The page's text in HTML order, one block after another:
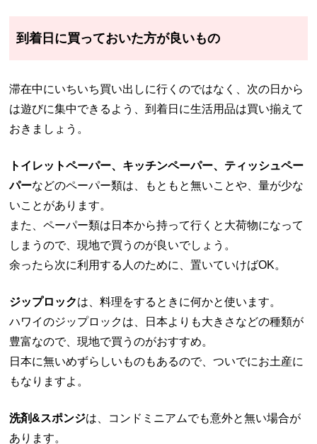
到着日に買っておいた方が良いもの
滞在中にいちいち買い出しに行くのではなく、次の日から
は遊びに集中できるよう、到着日に生活用品は買い揃えて
おきましょう。
トイレットペーパー、キッチンペーパー、ティッシュペー
パーなどのペーパー類は、もともと無いことや、量が少な
いことがあります。
また、ペーパー類は日本から持って行くと大荷物になって
しまうので、現地で買うのが良いでしょう。
余ったら次に利用する人のために、置いていけばOK。
ジップロックは、料理をするときに何かと使います。
ハワイのジップロックは、日本よりも大きさなどの種類が
豊富なので、現地で買うのがおすすめ。
日本に無いめずらしいものもあるので、ついでにお土産に
もなりますよ。
洗剤&スポンジは、コンドミニアムでも意外と無い場合が
あります。